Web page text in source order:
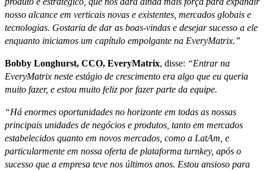
nosso alcance em verticais novas e existentes, mercados globais e
tecnologias. Gostaria de dar as boas-vindas e desejar sucesso a ele
enquanto iniciamos um capítulo empolgante na EveryMatrix.”
Bobby Longhurst, CCO, EveryMatrix, disse: “Entrar na
EveryMatrix neste estágio de crescimento era algo que eu queria
muito fazer, e estou muito feliz por fazer parte da equipe.
“Há enormes oportunidades no horizonte em todas as nossas
principais unidades de negócios e produtos, tanto em mercados
estabelecidos quanto em novos mercados, como a LatAm, e
particularmente em nossa oferta de plataforma turnkey, após o
sucesso que a empresa teve nos últimos anos. Estou ansioso para